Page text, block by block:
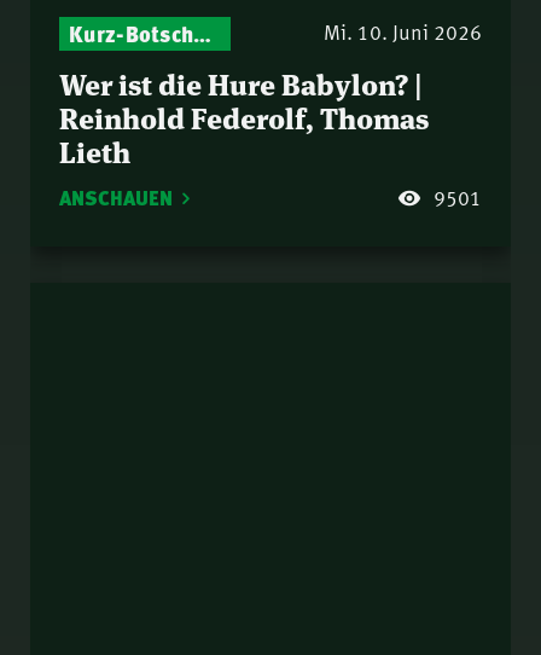
Kurz-Botschaften – Biblische Impulse mit Zukunft im Blick Mi. 10. Juni 2026
Wer ist die Hure Babylon? |
Reinhold Federolf, Thomas
Lieth
ANSCHAUEN 9501